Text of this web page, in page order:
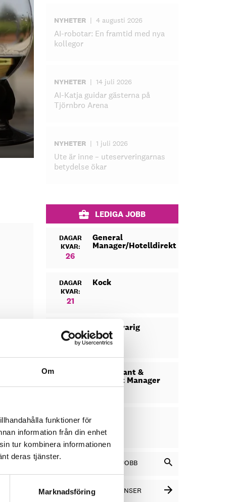
Om
funktioner för
information från din enhet
tur kombinera informationen
deras tjänster.
Marknadsföring
NYHETER | 4 augusti 2026
AI-robotar: En framtid med nya
kollegor
NYHETER | 14 juli 2026
AI-Katja guidar gästerna på
Tjörnbro Arena
NYHETER | 1 juli 2026
Ute är inne – uteserveringarnas
betydelse ökar
LEDIGA JOBB
DAGAR
KVAR:
26
General
Manager/Hotelldirektör
DAGAR
KVAR:
21
Kock
KVAR:
22
Säljansvarig
Restaurant &
Banquet Manager
DAGAR
11
SÖK BLAND LEDIGA JOBB
SE FLER PLATSANNONSER